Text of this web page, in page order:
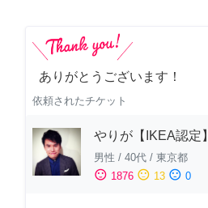
ありがとうございます！
依頼されたチケット
やりが【IKEA認定】
男性 / 40代 / 東京都
sentiment_satisfied 1876 sentiment_neutral 13 sentiment_dissatisfied 0